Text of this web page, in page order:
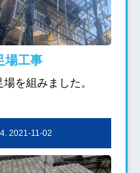
場工事
場を組みました。
4. 2021-11-02